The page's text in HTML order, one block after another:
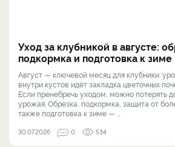
Уход за клубникой в августе:
подкормка и подготовка к зиме
Август — ключевой месяц для клубники:
внутри кустов идёт закладка цветочных
Если пренебречь уходом, можно потерять
урожая. Обрезка, подкормка, защита от
также подготовка к зиме — ...
30.07.2026 0 534